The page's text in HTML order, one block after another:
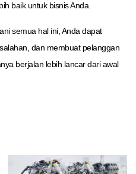
baik untuk bisnis Anda.
semua hal ini, Anda dapat
dan membuat pelanggan
berjalan lebih lancar dari awal